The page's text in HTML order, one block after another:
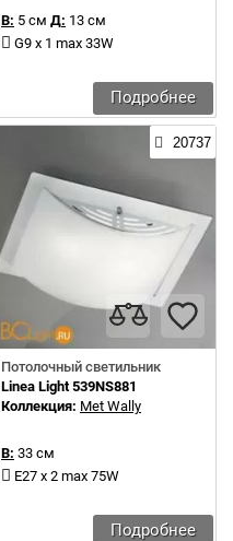
В: 5 см Д: 13 см
G9 x 1 max 33W
Подробнее
20737
Потолочный светильник
Linea Light 539NS881
Коллекция: Met Wally
В: 33 см
E27 х 2 max 75W
Подробнее